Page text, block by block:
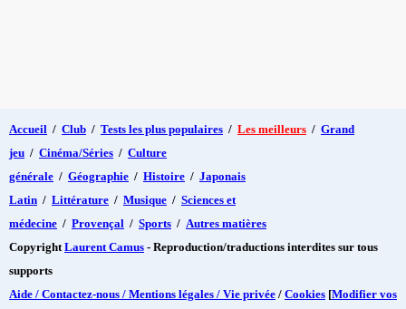
Accueil / Club / Tests les plus populaires / Les meilleurs / Grand
jeu / Cinéma/Séries / Culture
générale / Géographie / Histoire / Japonais
Latin / Littérature / Musique / Sciences et
médecine / Provençal / Sports / Autres matières
Copyright Laurent Camus - Reproduction/traductions interdites sur tous
supports
Aide / Contactez-nous / Mentions légales / Vie privée / Cookies [Modifier vos